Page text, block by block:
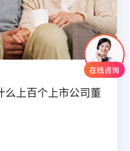
么上百个上市公司董